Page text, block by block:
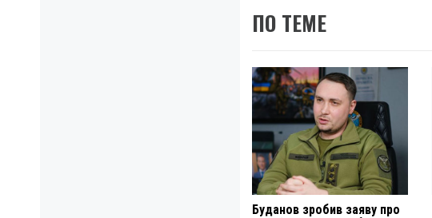
ПО ТЕМЕ
Буданов зробив заяву про